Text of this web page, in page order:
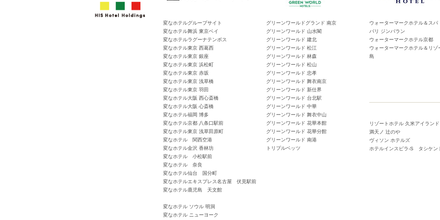
変なホテルグループサイト
変なホテル舞浜 東京ベイ
変なホテルラグーナテンボス
変なホテル東京 西葛西
変なホテル東京 銀座
変なホテル東京 浜松町
変なホテル東京 赤坂
変なホテル東京 浅草橋
変なホテル東京 羽田
変なホテル大阪 西心斎橋
変なホテル大阪 心斎橋
変なホテル福岡 博多
変なホテル京都 八条口駅前
変なホテル東京 浅草田原町
変なホテル 関西空港
変なホテル金沢 香林坊
変なホテル 小松駅前
変なホテル 奈良
変なホテル仙台 国分町
変なホテルエキスプレス名古屋 伏見駅前
変なホテル鹿児島 天文館
変なホテル ソウル 明洞
変なホテル ニューヨーク
グリーンワールドグランド 南京
グリーンワールド 山水閣
グリーンワールド 建北
グリーンワールド 松江
グリーンワールド 林森
グリーンワールド 松山
グリーンワールド 忠孝
グリーンワールド 舞衣南京
グリーンワールド 新仕界
グリーンワールド 台北駅
グリーンワールド 中華
グリーンワールド 舞衣中山
グリーンワールド 花華本館
グリーンワールド 花華分館
グリーンワールド 南港
トリプルベッツ
ウォーターマークホテル＆スパ
バリ ジンバラン
ウォーターマークホテル京都
ウォーターマークホテル＆リ
島
リゾートホテル 久米アイランド
満天ノ 辻のや
ヴィソン ホテルズ
ホテルインスピラ-S タシケン